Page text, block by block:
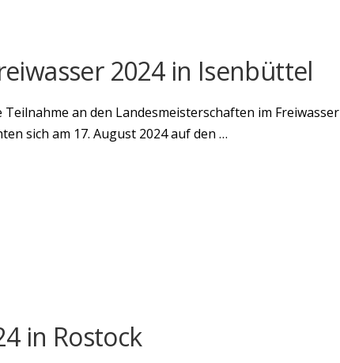
2024 in Isenbüttel
an den Landesmeisterschaften im Freiwasser
sich am 17. August 2024 auf den …
in Rostock